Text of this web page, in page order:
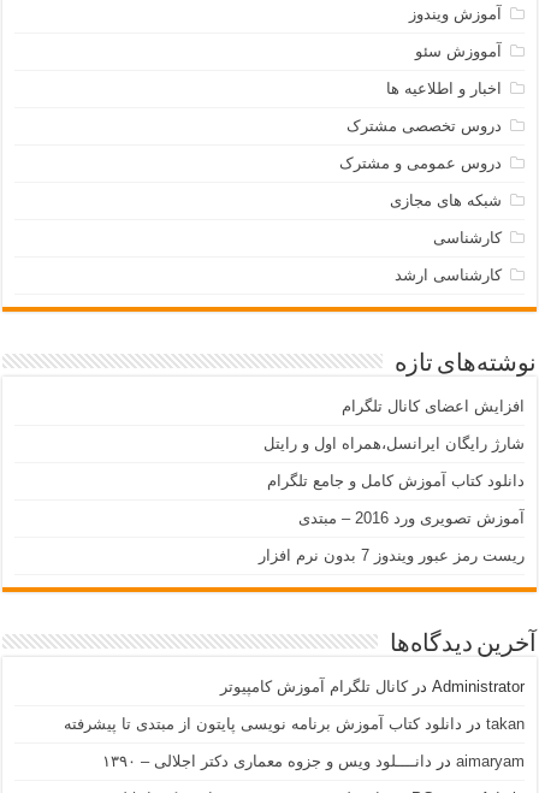
آموزش ویندوز
آمووزش سئو
اخبار و اطلاعیه ها
دروس تخصصی مشترک
دروس عمومی و مشترک
شبکه های مجازی
کارشناسی
کارشناسی ارشد
نوشته‌های تازه
افزایش اعضای کانال تلگرام
شارژ رایگان ایرانسل،همراه اول و رایتل
دانلود کتاب آموزش کامل و جامع تلگرام
آموزش تصویری ورد 2016 – مبتدی
ریست رمز عبور ویندوز 7 بدون نرم افزار
آخرین دیدگاه‌ها
Administrator درکانال تلگرام آموزش کامپیوتر
takan در دانلود کتاب آموزش برنامه نویسی پایتون از مبتدی تا پیشرفته
aimaryam در دانــــلود ویس و جزوه معماری دکتر اجلالی – ۱۳۹۰